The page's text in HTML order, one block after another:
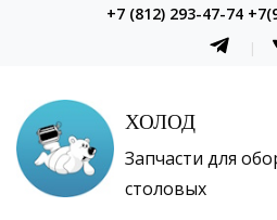
+7 (812) 293-47-74
ХОЛОД
Запчасти для
столовых